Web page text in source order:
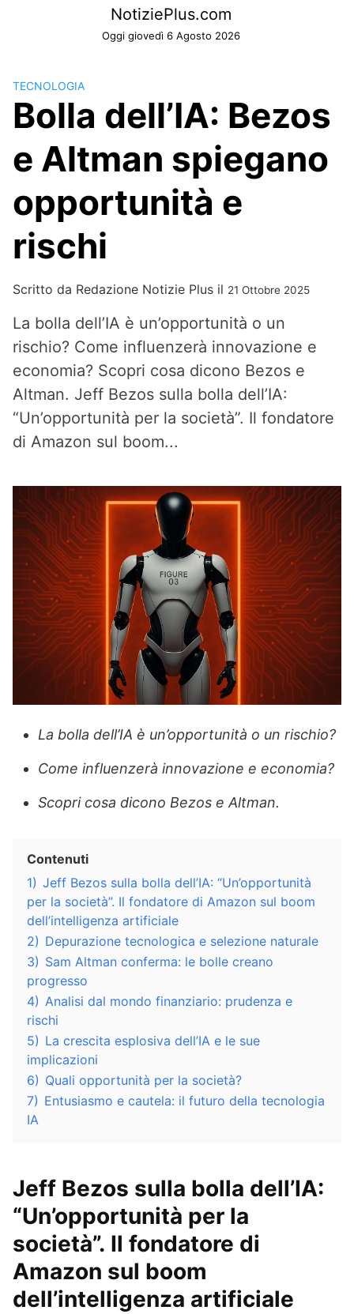
NotiziePlus.com
Oggi giovedì 6 Agosto 2026
TECNOLOGIA
Bolla dell’IA: Bezos
e Altman spiegano
opportunità e
rischi
Scritto da Redazione Notizie Plus il 21 Ottobre 2025
La bolla dell’IA è un’opportunità o un
rischio? Come influenzerà innovazione e
economia? Scopri cosa dicono Bezos e
Altman. Jeff Bezos sulla bolla dell’IA:
“Un’opportunità per la società”. Il fondatore
di Amazon sul boom...
La bolla dell’IA è un’opportunità o un rischio?
Come influenzerà innovazione e economia?
Scopri cosa dicono Bezos e Altman.
Contenuti
1) Jeff Bezos sulla bolla dell’IA: “Un’opportunità
per la società”. Il fondatore di Amazon sul boom
dell’intelligenza artificiale
2) Depurazione tecnologica e selezione naturale
3) Sam Altman conferma: le bolle creano
progresso
4) Analisi dal mondo finanziario: prudenza e
rischi
5) La crescita esplosiva dell’IA e le sue
implicazioni
6) Quali opportunità per la società?
7) Entusiasmo e cautela: il futuro della tecnologia
IA
Jeff Bezos sulla bolla dell’IA:
“Un’opportunità per la
società”. Il fondatore di
Amazon sul boom
dell’intelligenza artificiale